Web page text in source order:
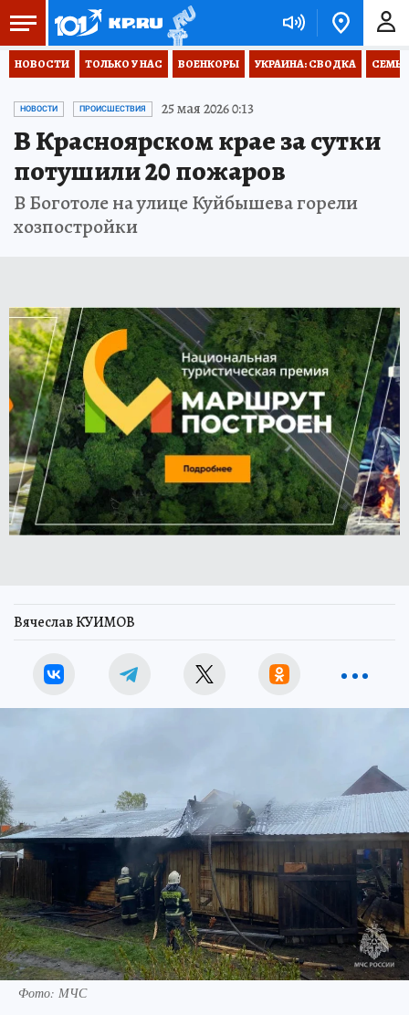
НОВОСТИ ТОЛЬКО У НАС ВОЕНКОРЫ УКРАИНА: СВОДКА
НОВОСТИ ПРОИСШЕСТВИЯ 25 мая 2026 0:13
В Красноярском крае за сутки
потушили 20 пожаров
В Боготоле на улице Куйбышева горели
хозпостройки
Вячеслав КУИМОВ
Фото: МЧС